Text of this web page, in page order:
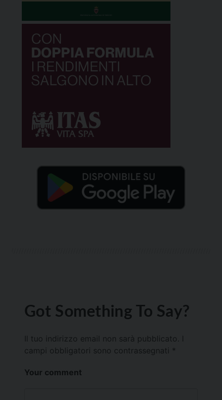
Got Something To Say?
Il tuo indirizzo email non sarà pubblicato.
campi obbligatori sono contrassegnati *
Your comment